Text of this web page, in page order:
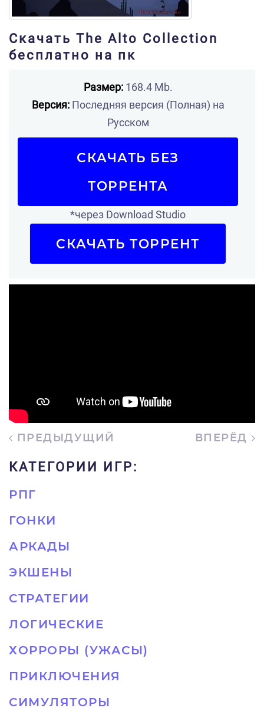
Скачать The Alto Collection
бесплатно на пк
Размер:168.4 Mb.
Версия:Последняя версия (Полная) на
Русском
СКАЧАТЬ БЕЗ
ТОРРЕНТА
*через Download Studio
СКАЧАТЬ ТОРРЕНТ
ПРЕДЫДУЩИЙ ВПЕРЁД
КАТЕГОРИИ ИГР:
РПГ
ГОНКИ
АРКАДЫ
ЭКШЕНЫ
СТРАТЕГИИ
ЛОГИЧЕСКИЕ
ХОРРОРЫ (УЖАСЫ)
ПРИКЛЮЧЕНИЯ
СИМУЛЯТОРЫ